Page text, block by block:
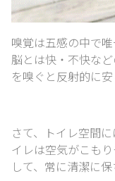
嗅覚は五感の中で
脳とは快・不快など
を嗅ぐと反射的に
さて、トイレ空間
イレは空気がこも
して、常に清潔に